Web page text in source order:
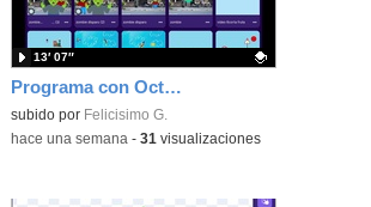
Programa con OctoStudio, un juego de disparos contra Zombies con un cargador basado en el House of the dead
Contenido educativo.
subido por Felicisimo G.
13′ 07″
-hace una semana - 31 visualizaciones